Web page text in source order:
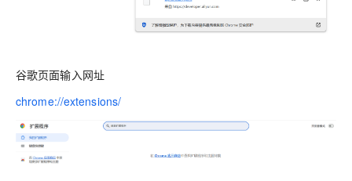
谷歌页面输入网址
chrome://extensions/